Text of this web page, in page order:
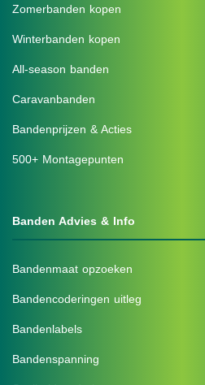
Zomerbanden kopen
Winterbanden kopen
All-season banden
Caravanbanden
Bandenprijzen & Acties
500+ Montagepunten
Banden Advies & Info
Bandenmaat opzoeken
Bandencoderingen uitleg
Bandenlabels
Bandenspanning